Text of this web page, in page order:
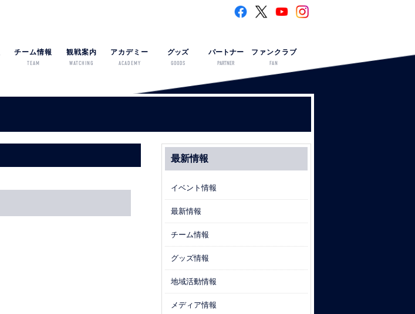
チーム情報
TEAM
観戦案内
WATCHING
アカデミー
ACADEMY
グッズ
GOODS
パートナー
PARTNER
ファンクラブ
FAN
最新情報
イベント情報
最新情報
チーム情報
グッズ情報
地域活動情報
メディア情報